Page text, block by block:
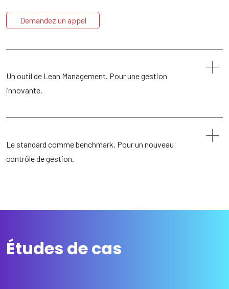
Demandez un appel
Un outil de Lean Management. Pour une gestion
innovante.
Le standard comme benchmark. Pour un nouveau
contrôle de gestion.
Études de cas